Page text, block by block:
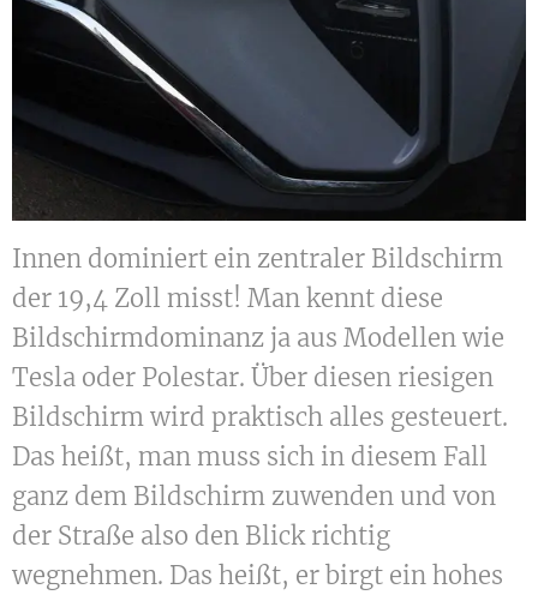
Innen dominiert ein zentraler Bildschirm
der 19,4 Zoll misst! Man kennt diese
Bildschirmdominanz ja aus Modellen wie
Tesla oder Polestar. Über diesen riesigen
Bildschirm wird praktisch alles gesteuert.
Das heißt, man muss sich in diesem Fall
ganz dem Bildschirm zuwenden und von
der Straße also den Blick richtig
wegnehmen. Das heißt, er birgt ein hohes